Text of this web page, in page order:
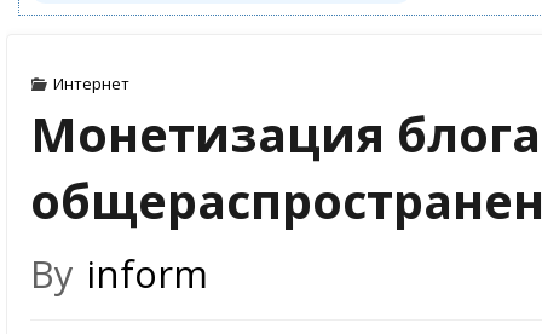
Интернет
Монетизация
By inform